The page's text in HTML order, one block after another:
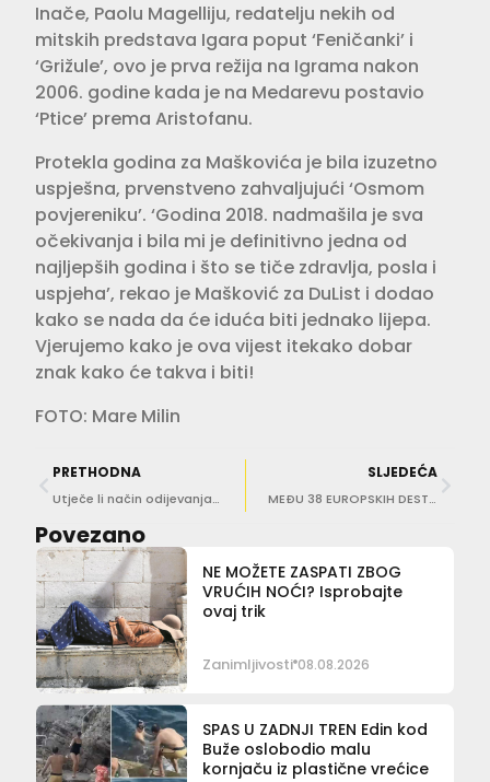
Inače, Paolu Magelliju, redatelju nekih od
mitskih predstava Igara poput ‘Feničanki’ i
‘Grižule’, ovo je prva režija na Igrama nakon
2006. godine kada je na Medarevu postavio
‘Ptice’ prema Aristofanu.
Protekla godina za Maškovića je bila izuzetno
uspješna, prvenstveno zahvaljujući ‘Osmom
povjereniku’. ‘Godina 2018. nadmašila je sva
očekivanja i bila mi je definitivno jedna od
najljepših godina i što se tiče zdravlja, posla i
uspjeha’, rekao je Mašković za DuList i dodao
kako se nada da će iduća biti jednako lijepa.
Vjerujemo kako je ova vijest itekako dobar
znak kako će takva i biti!
FOTO: Mare Milin
PRETHODNA
Utječe li način odijevanja na visinu vaše plaće?
SLJEDEĆA
MEĐU 38 EUROPSKIH DESTINACIJA Dubrovnik uvršten u Michelinov vodič!
Povezano
NE MOŽETE ZASPATI ZBOG
VRUĆIH NOĆI? Isprobajte
ovaj trik
Zanimljivosti 08.08.2026
SPAS U ZADNJI TREN Edin kod
Buže oslobodio malu
kornjaču iz plastične vrećice